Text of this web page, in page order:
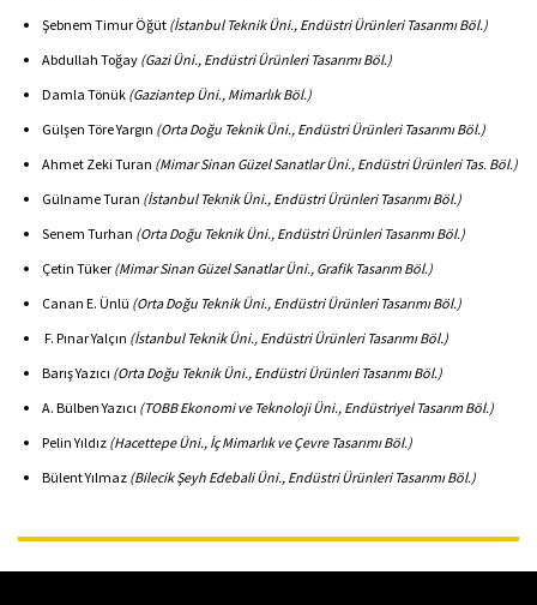
Şebnem Timur Öğüt (İstanbul Teknik Üni., Endüstri Ürünleri Tasarımı Böl.)
Abdullah Toğay (Gazi Üni., Endüstri Ürünleri Tasarımı Böl.)
Damla Tönük (Gaziantep Üni., Mimarlık Böl.)
Gülşen Töre Yargın (Orta Doğu Teknik Üni., Endüstri Ürünleri Tasarımı Böl.)
Ahmet Zeki Turan (Mimar Sinan Güzel Sanatlar Üni., Endüstri Ürünleri Tas. Böl.)
Gülname Turan (İstanbul Teknik Üni., Endüstri Ürünleri Tasarımı Böl.)
Senem Turhan (Orta Doğu Teknik Üni., Endüstri Ürünleri Tasarımı Böl.)
Çetin Tüker (Mimar Sinan Güzel Sanatlar Üni., Grafik Tasarım Böl.)
Canan E. Ünlü (Orta Doğu Teknik Üni., Endüstri Ürünleri Tasarımı Böl.)
F. Pınar Yalçın (İstanbul Teknik Üni., Endüstri Ürünleri Tasarımı Böl.)
Barış Yazıcı (Orta Doğu Teknik Üni., Endüstri Ürünleri Tasarımı Böl.)
A. Bülben Yazıcı (TOBB Ekonomi ve Teknoloji Üni., Endüstriyel Tasarım Böl.)
Pelin Yıldız (Hacettepe Üni., İç Mimarlık ve Çevre Tasarımı Böl.)
Bülent Yılmaz (Bilecik Şeyh Edebali Üni., Endüstri Ürünleri Tasarımı Böl.)